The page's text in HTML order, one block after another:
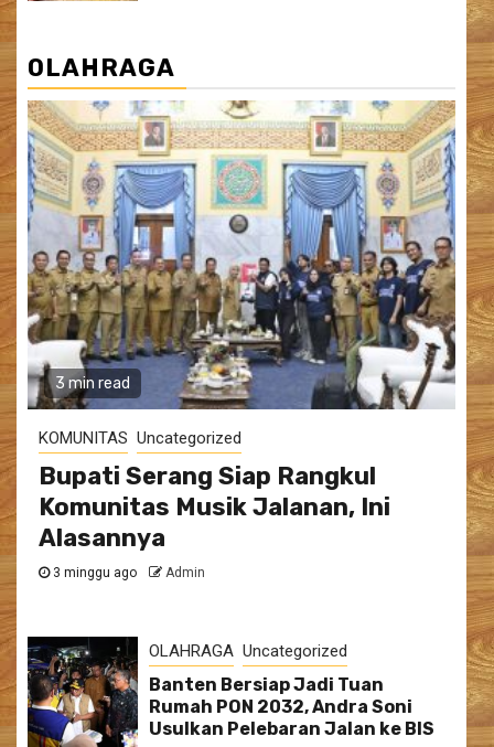
OLAHRAGA
3 min read
KOMUNITAS Uncategorized
Bupati Serang Siap Rangkul
Komunitas Musik Jalanan, Ini
Alasannya
3 minggu ago Admin
OLAHRAGA Uncategorized
Banten Bersiap Jadi Tuan
Rumah PON 2032, Andra Soni
Usulkan Pelebaran Jalan ke BIS